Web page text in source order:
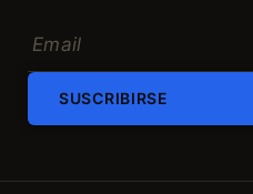
SUSCRIBIRSE